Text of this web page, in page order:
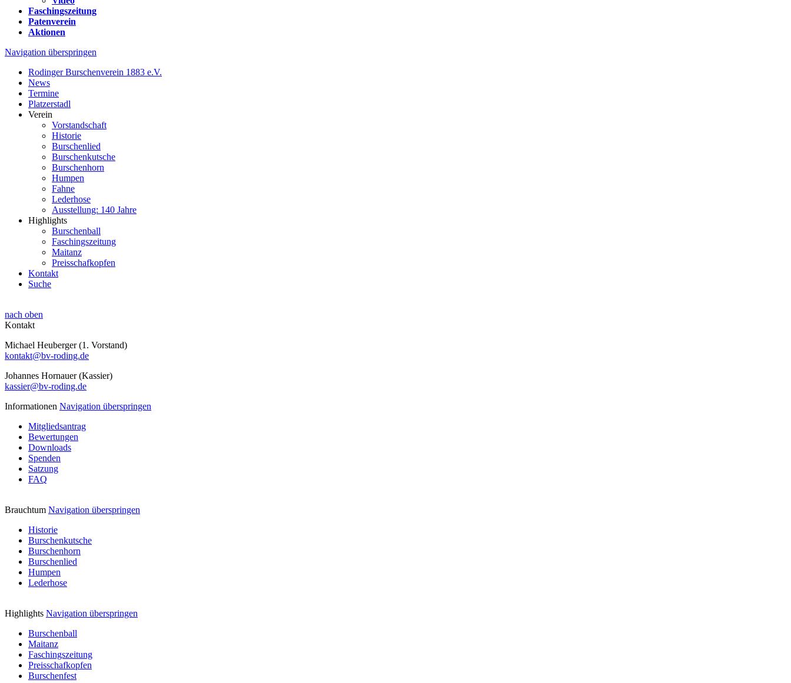
Faschingszeitung
Patenverein
Aktionen
Navigation überspringen
Rodinger Burschenverein 1883 e.V.
News
Termine
Platzerstadl
Verein
Vorstandschaft
Historie
Burschenlied
Burschenkutsche
Burschenhorn
Humpen
Fahne
Lederhose
Ausstellung: 140 Jahre
Highlights
Burschenball
Faschingszeitung
Maitanz
Preisschafkopfen
Kontakt
Suche
nach oben
Kontakt
Michael Heuberger (1. Vorstand)
kontakt@bv-roding.de
Johannes Hornauer (Kassier)
kassier@bv-roding.de
Informationen Navigation überspringen
Mitgliedsantrag
Bewertungen
Downloads
Spenden
Satzung
FAQ
Brauchtum Navigation überspringen
Historie
Burschenkutsche
Burschenhorn
Burschenlied
Humpen
Lederhose
Highlights Navigation überspringen
Burschenball
Maitanz
Faschingszeitung
Preisschafkopfen
Burschenfest